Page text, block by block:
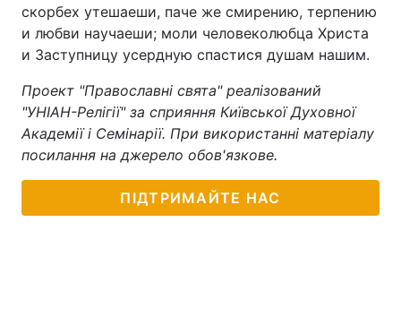
скорбех утешаеши, паче же смирению, терпению
и любви научаеши; моли человеколюбца Христа
и Заступницу усердную спастися душам нашим.
Проект "Православні свята" реалізований
"УНІАН-Релігії" за сприяння Київської Духовної
Академії і Семінарії. При використанні матеріалу
посилання на джерело обов'язкове.
ПІДТРИМАЙТЕ НАС